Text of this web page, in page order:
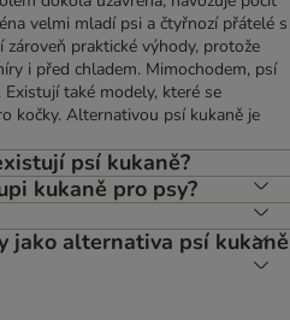
velmi mladí psi a čtyřnozí přátelé s
praktické výhody, protože
i před chladem. Mimochodem, psí
také modely, které se
kočky. Alternativou psí kukaně je
psí kukaně?
kukaně pro psy?
jako alternativa psí kukaně